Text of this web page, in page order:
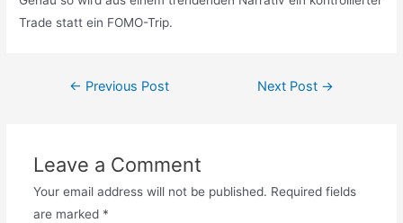
Trade statt ein FOMO-Trip.
Post← Previous Post Next Post →
Leave a Comment
Your email address will not be published. Required fields
are marked *